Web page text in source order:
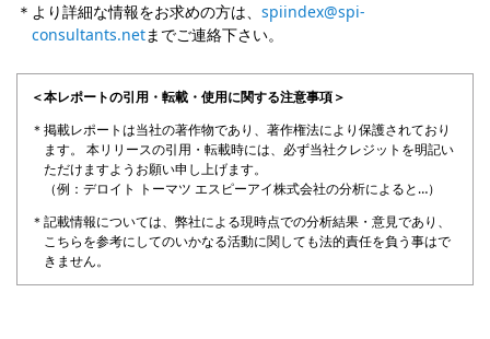
より詳細な情報をお求めの方は、 spiindex@spi-
consultants.netまでご連絡下さい。
＜本レポートの引用・転載・使用に関する注意事項＞
掲載レポートは当社の著作物であり、著作権法により保護されており
ます。 本リリースの引用・転載時には、必ず当社クレジットを明記い
ただけますようお願い申し上げます。
（例：デロイト トーマツ エスピーアイ株式会社の分析によると…）
記載情報については、弊社による現時点での分析結果・意見であり、
こちらを参考にしてのいかなる活動に関しても法的責任を負う事はで
きません。